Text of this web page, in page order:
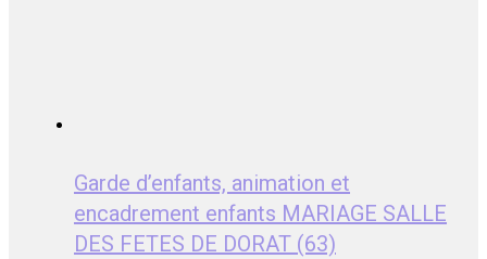
Garde d’enfants, animation et
encadrement enfants MARIAGE SALLE
DES FETES DE DORAT (63)